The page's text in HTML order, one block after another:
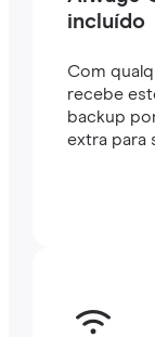
incluído
Com
recebe
backup
extra para